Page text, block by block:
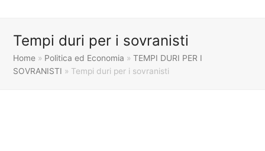
Tempi duri per i sovranisti
Home » Politica ed Economia »TEMPI DURI PER I
SOVRANISTI » Tempi duri per i sovranisti